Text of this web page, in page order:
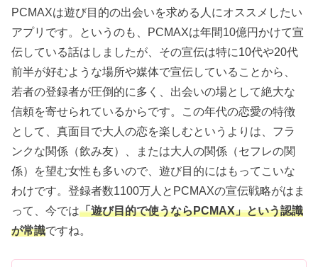
PCMAXは遊び目的の出会いを求める人にオススメしたい
アプリです。というのも、PCMAXは年間10億円かけて宣
伝している話はしましたが、その宣伝は特に10代や20代
前半が好むような場所や媒体で宣伝していることから、
若者の登録者が圧倒的に多く、出会いの場として絶大な
信頼を寄せられているからです。この年代の恋愛の特徴
として、真面目で大人の恋を楽しむというよりは、フラ
ンクな関係（飲み友）、または大人の関係（セフレの関
係）を望む女性も多いので、遊び目的にはもってこいな
わけです。登録者数1100万人とPCMAXの宣伝戦略がはま
って、今では「遊び目的で使うならPCMAX」という認識
が常識ですね。